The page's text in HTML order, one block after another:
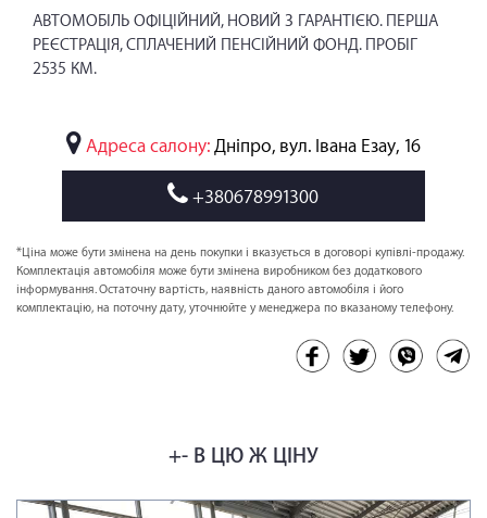
АВТОМОБІЛЬ ОФІЦІЙНИЙ, НОВИЙ З ГАРАНТІЄЮ. ПЕРША
РЕЄСТРАЦІЯ, СПЛАЧЕНИЙ ПЕНСІЙНИЙ ФОНД. ПРОБІГ
2535 КМ.
Адреса салону: Дніпро, вул. Івана Езау, 16
+380678991300
*Ціна може бути змінена на день покупки і вказується в договорі купівлі-продажу.
Комплектація автомобіля може бути змінена виробником без додаткового
інформування. Остаточну вартість, наявність даного автомобіля і його
комплектацію, на поточну дату, уточнюйте у менеджера по вказаному телефону.
+- В ЦЮ Ж ЦІНУ